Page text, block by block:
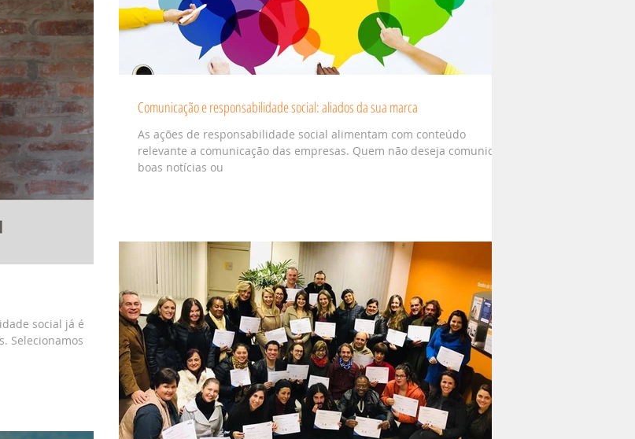
social já é
Comunicação e responsabilidade social: aliados da sua marca
As ações de responsabilidade social alimentam com conteúdo
relevante a comunicação das empresas. Quem não deseja comunicar
boas notícias ou